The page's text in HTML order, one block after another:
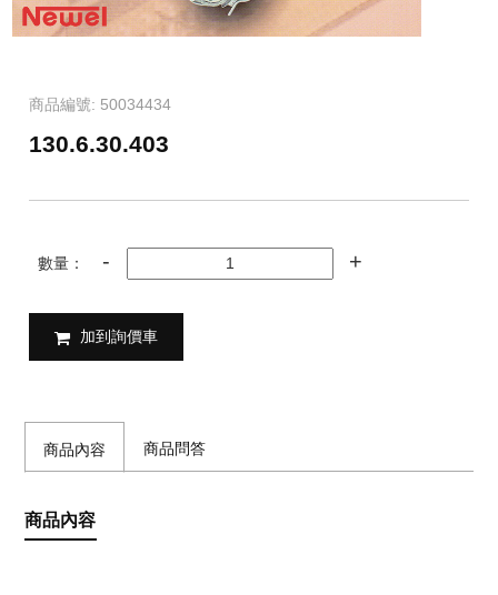
商品編號: 50034434
130.6.30.403
數量：
加到詢價車
商品內容 商品問答
商品內容